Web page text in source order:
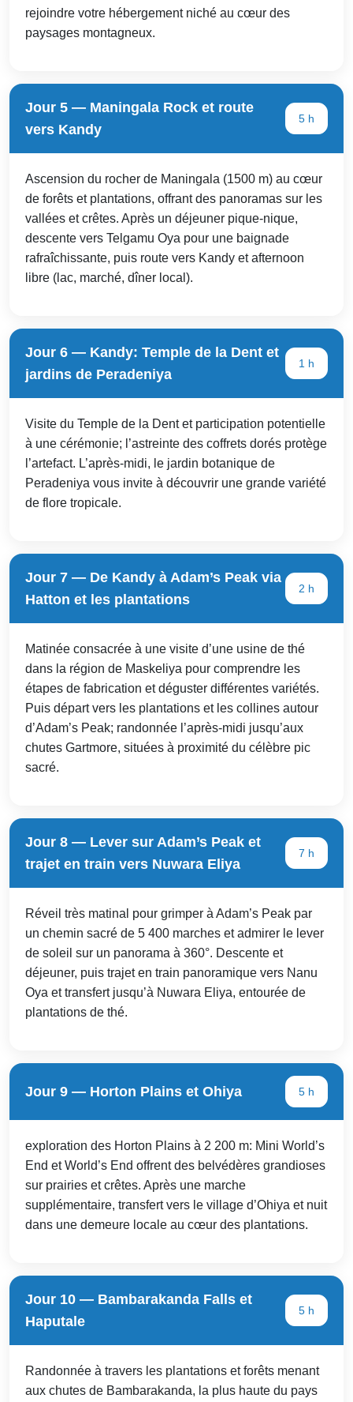
rejoindre votre hébergement niché au cœur des
paysages montagneux.
Jour 5 — Maningala Rock et route
vers Kandy
5 h
Ascension du rocher de Maningala (1500 m) au cœur
de forêts et plantations, offrant des panoramas sur les
vallées et crêtes. Après un déjeuner pique-nique,
descente vers Telgamu Oya pour une baignade
rafraîchissante, puis route vers Kandy et afternoon
libre (lac, marché, dîner local).
Jour 6 — Kandy: Temple de la Dent et
jardins de Peradeniya
1 h
Visite du Temple de la Dent et participation potentielle
à une cérémonie; l’astreinte des coffrets dorés protège
l’artefact. L’après-midi, le jardin botanique de
Peradeniya vous invite à découvrir une grande variété
de flore tropicale.
Jour 7 — De Kandy à Adam’s Peak via
Hatton et les plantations
2 h
Matinée consacrée à une visite d’une usine de thé
dans la région de Maskeliya pour comprendre les
étapes de fabrication et déguster différentes variétés.
Puis départ vers les plantations et les collines autour
d’Adam’s Peak; randonnée l’après-midi jusqu’aux
chutes Gartmore, situées à proximité du célèbre pic
sacré.
Jour 8 — Lever sur Adam’s Peak et
trajet en train vers Nuwara Eliya
7 h
Réveil très matinal pour grimper à Adam’s Peak par
un chemin sacré de 5 400 marches et admirer le lever
de soleil sur un panorama à 360°. Descente et
déjeuner, puis trajet en train panoramique vers Nanu
Oya et transfert jusqu’à Nuwara Eliya, entourée de
plantations de thé.
Jour 9 — Horton Plains et Ohiya 5 h
exploration des Horton Plains à 2 200 m: Mini World’s
End et World’s End offrent des belvédères grandioses
sur prairies et crêtes. Après une marche
supplémentaire, transfert vers le village d’Ohiya et nuit
dans une demeure locale au cœur des plantations.
Jour 10 — Bambarakanda Falls et
Haputale
5 h
Randonnée à travers les plantations et forêts menant
aux chutes de Bambarakanda, la plus haute du pays